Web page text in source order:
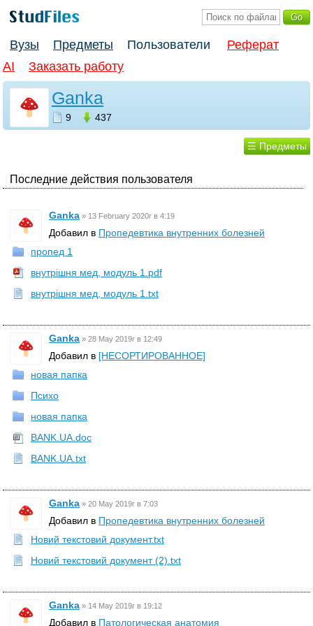
Вузы Предметы Пользователи
Реферат
AI
Заказать работу
Ganka
9 437
☰ Предметы
Последние действия пользователя
Ganka » 13 February 2020г в 4:19
Добавил в Пропедевтика внутренних болезней
пропед 1
внутрішня мед, модуль 1.pdf
внутрішня мед, модуль 1.txt
Ganka » 28 May 2019г в 12:49
Добавил в [НЕСОРТИРОВАННОЕ]
новая папка
Психо
новая папка
BANK.UA.doc
BANK.UA.txt
Ganka » 20 May 2019г в 7:03
Добавил в Пропедевтика внутренних болезней
Новий текстовий документ.txt
Новий текстовий документ (2).txt
Ganka » 14 May 2019г в 19:12
Добавил в Патологическая анатомия